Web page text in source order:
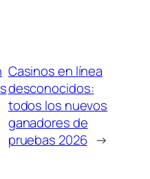
Casinos en línea
desconocidos:
todos los nuevos
ganadores de
pruebas 2026 →